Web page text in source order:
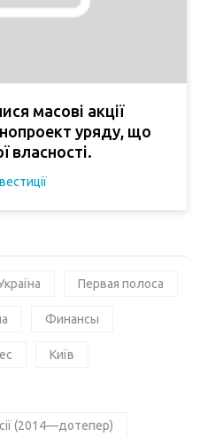
масові акції
уряду, що
власності.
Первая полоса
Финансы
Київ
(2014—дотепер)